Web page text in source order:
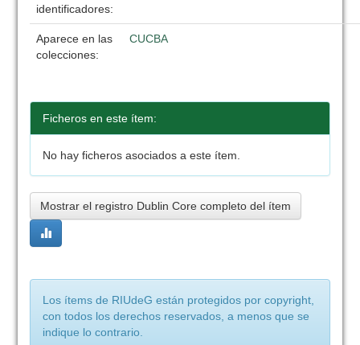
identificadores:
Aparece en las
colecciones:
CUCBA
Ficheros en este ítem:
No hay ficheros asociados a este ítem.
Mostrar el registro Dublin Core completo del ítem
Los ítems de RIUdeG están protegidos por copyright,
con todos los derechos reservados, a menos que se
indique lo contrario.